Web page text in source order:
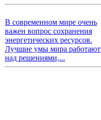
В современном мире очень
важен вопрос сохранения
энергетических ресурсов.
Лучшие умы мира работают
над решениями,...